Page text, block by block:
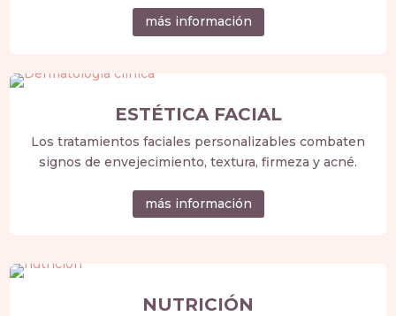
más información
ESTÉTICA FACIAL
Los tratamientos faciales personalizables combaten
signos de envejecimiento, textura, firmeza y acné.
más información
NUTRICIÓN